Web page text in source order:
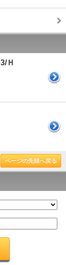
Ｈ
ページの先頭へ戻る